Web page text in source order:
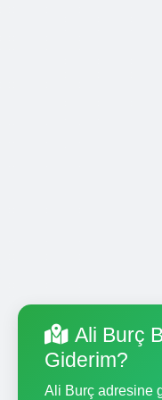
Ali Burç
Giderim?
Ali Burç adresine